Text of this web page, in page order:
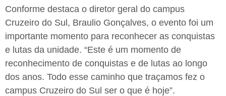
Conforme destaca o diretor geral do campus
Cruzeiro do Sul, Braulio Gonçalves, o evento foi um
importante momento para reconhecer as conquistas
e lutas da unidade. “Este é um momento de
reconhecimento de conquistas e de lutas ao longo
dos anos. Todo esse caminho que traçamos fez o
campus Cruzeiro do Sul ser o que é hoje”.